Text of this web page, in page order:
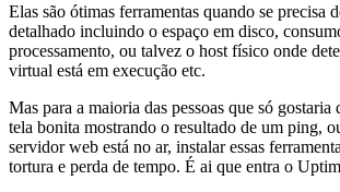
Elas são ótimas ferramentas quando se precisa
detalhado incluindo o espaço em disco,
processamento, ou talvez o host físico onde
virtual está em execução etc.
Mas para a maioria das pessoas que só gostaria
tela bonita mostrando o resultado de um ping,
servidor web está no ar, instalar essas
tortura e perda de tempo. É ai que entra o